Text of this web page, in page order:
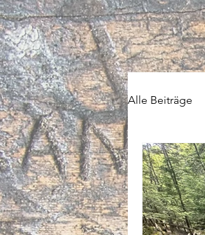
Alle Beiträge
USA